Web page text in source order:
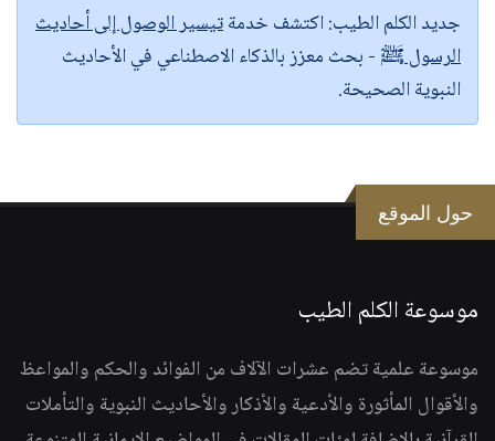
جديد الكلم الطيب:اكتشف خدمةتيسير الوصول إلى أحاديث
الرسول ﷺ - بحث معزز بالذكاء الاصطناعي في الأحاديث
النبوية الصحيحة.
حول الموقع
موسوعة الكلم الطيب
موسوعة علمية تضم عشرات الآلاف من الفوائد والحكم والمواعظ
والأقوال المأثورة والأدعية والأذكار والأحاديث النبوية والتأملات